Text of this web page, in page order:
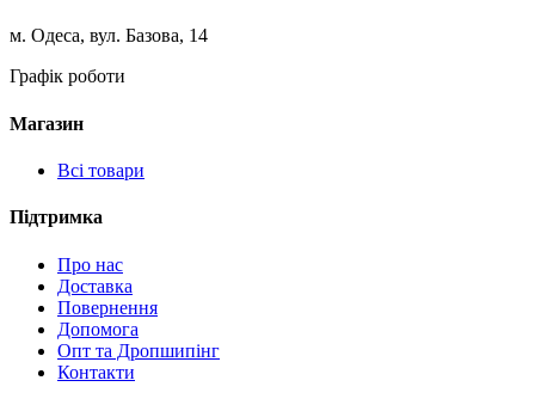
м. Одеса, вул. Базова, 14
Графік роботи
Магазин
Всі товари
Підтримка
Про нас
Доставка
Повернення
Допомога
Опт та Дропшипінг
Контакти